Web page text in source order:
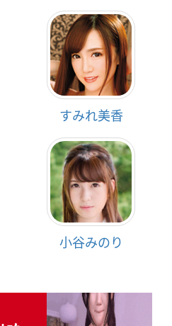
すみれ美香
小谷みのり